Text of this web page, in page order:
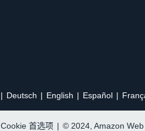
Deutsch English Español
Cookie 首选项 | © 2024, Amazon Web